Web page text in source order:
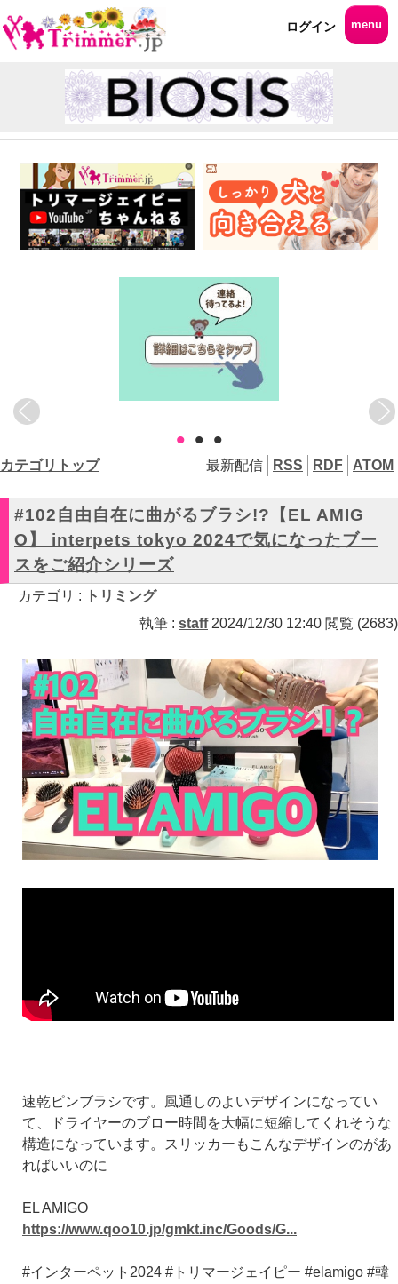
ログイン menu
• • •
最新配信 RSS RDF ATOM
カテゴリトップ
#102自由自在に曲がるブラシ!?【EL AMIG
O】 interpets tokyo 2024で気になったブー
スをご紹介シリーズ
カテゴリ :
トリミング
執筆 : staff 2024/12/30 12:40 閲覧 (2683)
速乾ピンブラシです。風通しのよいデザインになってい
て、ドライヤーのブロー時間を大幅に短縮してくれそうな
構造になっています。スリッカーもこんなデザインのがあ
ればいいのに
EL AMIGO
https://www.qoo10.jp/gmkt.inc/Goods/G...
#インターペット2024 #トリマージェイピー #elamigo #韓